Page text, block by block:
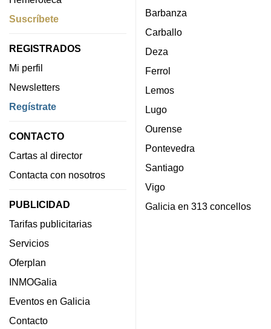
Suscríbete
REGISTRADOS
Mi perfil
Newsletters
Regístrate
CONTACTO
Cartas al director
Contacta con nosotros
PUBLICIDAD
Tarifas publicitarias
Servicios
Oferplan
INMOGalia
Eventos en Galicia
Contacto
Barbanza
Carballo
Deza
Ferrol
Lemos
Lugo
Ourense
Pontevedra
Santiago
Vigo
Galicia en 313 concellos